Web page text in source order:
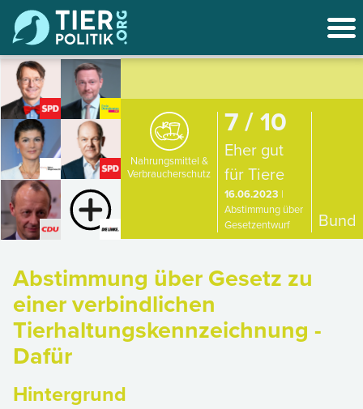
Nahrungsmittel &
Verbraucherschutz
7 / 10
Eher gut
für Tiere
16.06.2023 |
Abstimmung über
Gesetzentwurf
Bund
Abstimmung über Gesetz zu
einer verbindlichen
Tierhaltungskennzeichnung -
Dafür
Hintergrund